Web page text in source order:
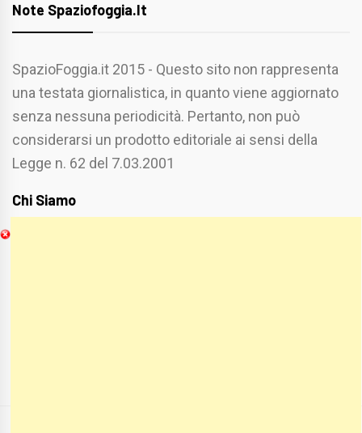
Note Spaziofoggia.it
SpazioFoggia.it 2015 - Questo sito non rappresenta
una testata giornalistica, in quanto viene aggiornato
senza nessuna periodicità. Pertanto, non può
considerarsi un prodotto editoriale ai sensi della
Legge n. 62 del 7.03.2001
Chi Siamo